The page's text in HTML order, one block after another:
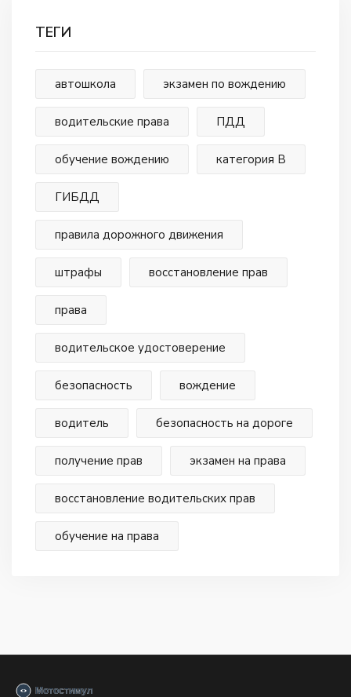
ТЕГИ
автошкола экзамен по вождению
водительские права ПДД
обучение вождению категория В
ГИБДД
правила дорожного движения
штрафы восстановление прав
права
водительское удостоверение
безопасность вождение
водитель безопасность на дороге
получение прав экзамен на права
восстановление водительских прав
обучение на права